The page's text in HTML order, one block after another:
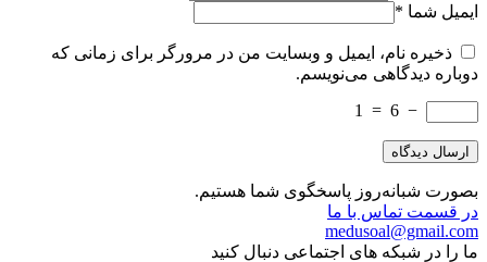
ایمیل شما *
ذخیره نام، ایمیل و وبسایت من در مرورگر برای زمانی که
دوباره دیدگاهی می‌نویسم.
−
6
=
1
بصورت شبانه‌روز پاسخگوی شما هستیم.
در قسمت تماس با ما
medusoal@gmail.com
ما را در شبکه های اجتماعی دنبال کنید